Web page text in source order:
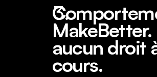
aucun droit
cours.